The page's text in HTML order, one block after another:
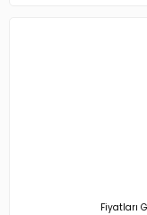
Fiyatları